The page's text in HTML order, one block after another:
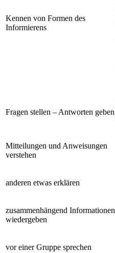
Kennen von Formen des
Informierens
Fragen stellen – Antworten geben
Mitteilungen und Anweisungen
verstehen
anderen etwas erklären
zusammenhängend Informationen
wiedergeben
vor einer Gruppe sprechen